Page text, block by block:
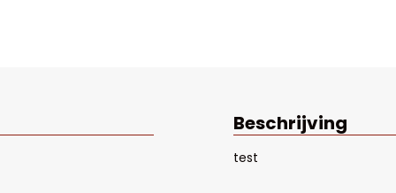
Beschrijving
test